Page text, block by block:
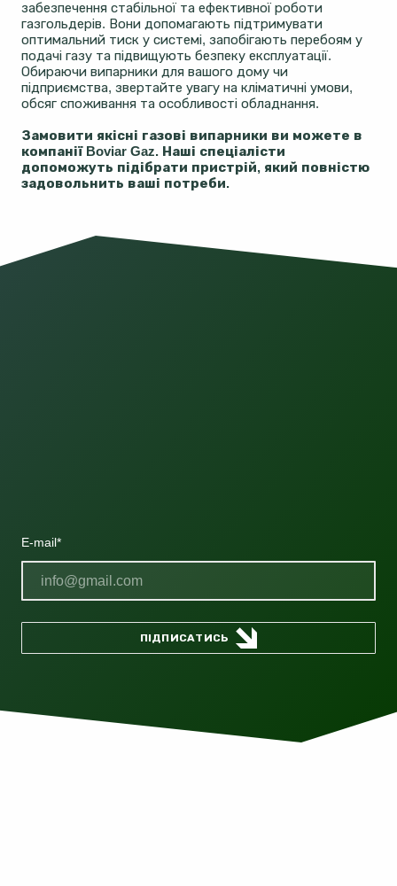
забезпечення стабільної та ефективної роботи
газгольдерів. Вони допомагають підтримувати
оптимальний тиск у системі, запобігають перебоям у
подачі газу та підвищують безпеку експлуатації.
Обираючи випарники для вашого дому чи
підприємства, звертайте увагу на кліматичні умови,
обсяг споживання та особливості обладнання.
Замовити якісні газові випарники ви можете в
компанії Boviar Gaz. Наші спеціалісти
допоможуть підібрати пристрій, який повністю
задовольнить ваші потреби.
E-mail*
ПІДПИСАТИСЬ